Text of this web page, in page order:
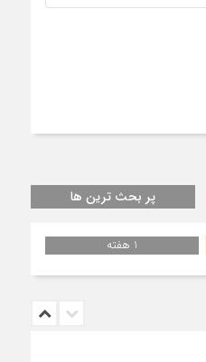
پر بحث ترین ها
1 هفته